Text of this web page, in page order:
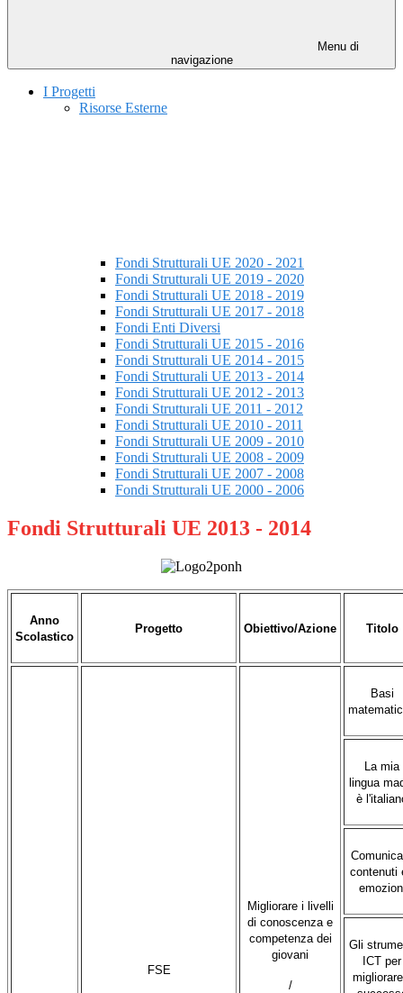
Menu di
navigazione
I Progetti
Risorse Esterne
Fondi Strutturali UE 2020 - 2021
Fondi Strutturali UE 2019 - 2020
Fondi Strutturali UE 2018 - 2019
Fondi Strutturali UE 2017 - 2018
Fondi Enti Diversi
Fondi Strutturali UE 2015 - 2016
Fondi Strutturali UE 2014 - 2015
Fondi Strutturali UE 2013 - 2014
Fondi Strutturali UE 2012 - 2013
Fondi Strutturali UE 2011 - 2012
Fondi Strutturali UE 2010 - 2011
Fondi Strutturali UE 2009 - 2010
Fondi Strutturali UE 2008 - 2009
Fondi Strutturali UE 2007 - 2008
Fondi Strutturali UE 2000 - 2006
Fondi Strutturali UE 2013 - 2014
Anno
Scolastico
Progetto Obiettivo/Azione Titolo
FSE
Migliorare i livelli
di conoscenza e
competenza dei
giovani
/
Basi
La mia
lingua
è
contenuti
Gli
ICT per